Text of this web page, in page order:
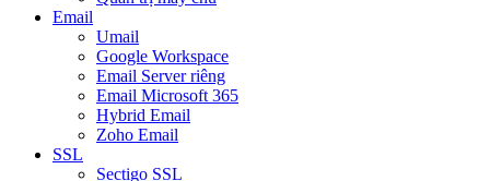
Email
Umail
Google Workspace
Email Server riêng
Email Microsoft 365
Hybrid Email
Zoho Email
SSL
Sectigo SSL